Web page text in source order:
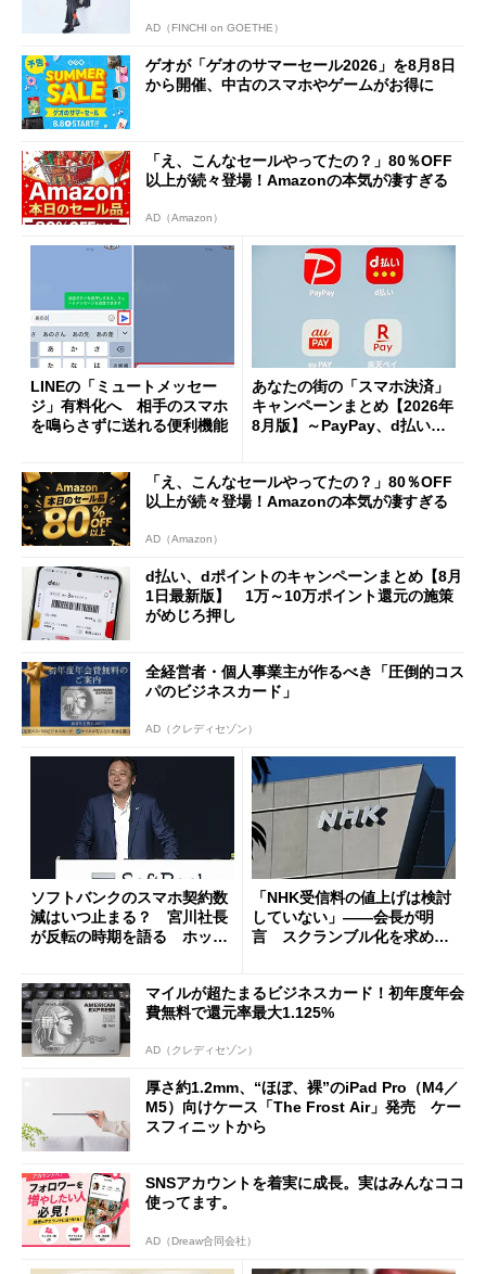
AD（FINCHI on GOETHE）
ゲオが「ゲオのサマーセール2026」を8月8日
から開催、中古のスマホやゲームがお得に
「え、こんなセールやってたの？」80％OFF
以上が続々登場！Amazonの本気が凄すぎる
AD（Amazon）
LINEの「ミュートメッセー
ジ」有料化へ 相手のスマホ
を鳴らさずに送れる便利機能
あなたの街の「スマホ決済」
キャンペーンまとめ【2026年
8月版】～PayPay、d払い、a
「え、こんなセールやってたの？」80％OFF
以上が続々登場！Amazonの本気が凄すぎる
AD（Amazon）
d払い、dポイントのキャンペーンまとめ【8月
1日最新版】 1万～10万ポイント還元の施策
がめじろ押し
全経営者・個人事業主が作るべき「圧倒的コス
パのビジネスカード」
AD（クレディセゾン）
ソフトバンクのスマホ契約数
減はいつ止まる？ 宮川社長
が反転の時期を語る ホッピ
「NHK受信料の値上げは検討
していない」――会長が明
言 スクランブル化を求める
マイルが超たまるビジネスカード！初年度年会
費無料で還元率最大1.125%
AD（クレディセゾン）
厚さ約1.2mm、“ほぼ、裸”のiPad Pro（M4／
M5）向けケース「The Frost Air」発売 ケー
スフィニットから
SNSアカウントを着実に成長。実はみんなココ
使ってます。
AD（Dreaw合同会社）